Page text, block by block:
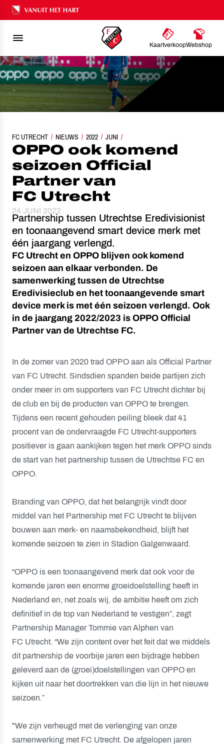
Ons nalatenschap
KaartverkoopWebshop
FC UTRECHT NIEUWS 2022 JUNI
OPPO OOK KOMEND SEIZOEN OFFICIAL PARTNER VAN FC UTRECHT
OPPO ook komend
seizoen Official
Partner van
FC Utrecht
24 JUNI 2022
Partnership tussen Utrechtse Eredivisionist
en toonaangevend smart device merk met
één jaargang verlengd.
FC Utrecht en OPPO blijven ook komend
seizoen aan elkaar verbonden. De
samenwerking tussen de Utrechtse
Eredivisieclub en het toonaangevende smart
device merk is met één seizoen verlengd. Ook
in de jaargang 2022/2023 is OPPO Official
Partner van de Utrechtse FC.
In de zomer van 2020 trad OPPO aan als Official Partner
van FC Utrecht. Sindsdien spanden beide partijen zich
onder meer in om supporters van FC Utrecht dichter bij
de club en bij de producten van OPPO te brengen.
Tijdens een recent gehouden peiling bleek dat 41
procent van de ondervraagde FC Utrecht-supporters
positiever is gaan aankijken tegen het merk OPPO sinds
de start van het partnership tussen de Utrechtse FC en
OPPO.
Branding van OPPO, dat het belangrijk vindt door
middel van het Partnership met FC Utrecht te blijven
bouwen aan merk- en naamsbekendheid, blijft het
komende seizoen te zien in Stadion Galgenwaard.
“OPPO is een toonaangevend merk dat ook voor de
komende jaren een enorme groeidoelstelling heeft in
Nederland en, net zoals wij, de ambitie heeft om zich
definitief in de top van Nederland te vestigen”, zegt
Partnership Manager Tommie van Alphen van
FC Utrecht. “We zijn content over het feit dat we middels
dit partnership de voorbije jaren een bijdrage hebben
geleverd aan de (groei)doelstellingen van OPPO en
kijken uit naar het doortrekken van die lijn in het nieuwe
seizoen.”
"We zijn verheugd met de verlenging van onze
samenwerking met FC Utrecht. De afgelopen jaren